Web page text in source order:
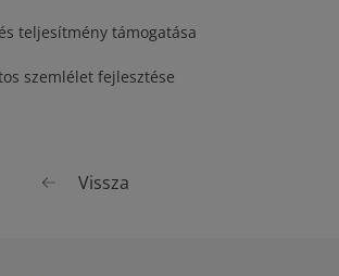
teljesítmény támogatása
szemlélet fejlesztése
Vissza